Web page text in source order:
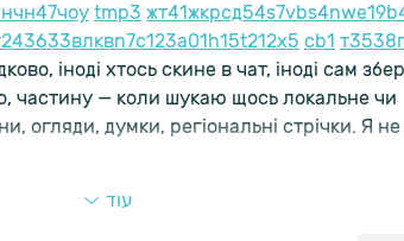
нчн47чоу tmp3 жт41жкрсд54s7vbs4nwe19
3633влквn7c123a01 h15t212x5 cb1 т3538
іноді хтось скине в чат, іноді сам
частину — коли шукаю щось локальне чи
огляди, думки, регіональні стрічки. Я
עוד